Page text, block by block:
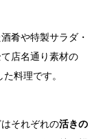
肴や特製サラダ・
店名通り素材の
料理です。
それぞれの活きの